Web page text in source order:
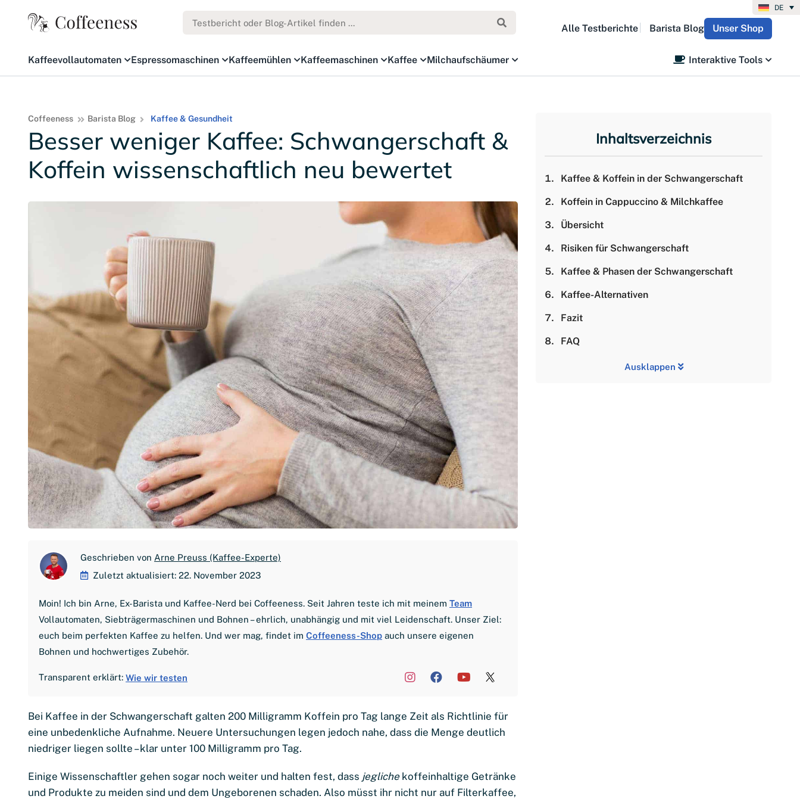
DE
Alle Testberichte Barista Blog Unser Shop
Kaffeevollautomaten Espressomaschinen Kaffeemühlen Kaffeemaschinen Kaffee Milchaufschäumer Interaktive Tools
Coffeeness Barista Blog Kaffee & Gesundheit
Besser weniger Kaffee: Schwangerschaft &
Koffein wissenschaftlich neu bewertet
Geschrieben von Arne Preuss (Kaffee-Experte)
Zuletzt aktualisiert: 22. November 2023
Moin! Ich bin Arne, Ex-Barista und Kaffee-Nerd bei Coffeeness. Seit Jahren teste ich mit meinem Team
Vollautomaten, Siebträgermaschinen und Bohnen – ehrlich, unabhängig und mit viel Leidenschaft. Unser Ziel:
euch beim perfekten Kaffee zu helfen. Und wer mag, findet im Coffeeness-Shop auch unsere eigenen
Bohnen und hochwertiges Zubehör.
Transparent erklärt: Wie wir testen
Bei Kaffee in der Schwangerschaft galten 200 Milligramm Koffein pro Tag lange Zeit als Richtlinie für
eine unbedenkliche Aufnahme. Neuere Untersuchungen legen jedoch nahe, dass die Menge deutlich
niedriger liegen sollte – klar unter 100 Milligramm pro Tag.
Einige Wissenschaftler gehen sogar noch weiter und halten fest, dass jegliche koffeinhaltige Getränke
und Produkte zu meiden sind und dem Ungeborenen schaden. Also müsst ihr nicht nur auf Filterkaffee,
Inhaltsverzeichnis
Kaffee & Koffein in der Schwangerschaft
Koffein in Cappuccino & Milchkaffee
Übersicht
Risiken für Schwangerschaft
Kaffee & Phasen der Schwangerschaft
Kaffee-Alternativen
Fazit
FAQ
Ausklappen